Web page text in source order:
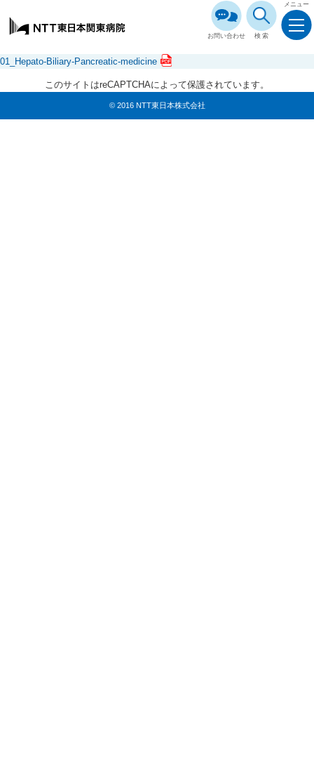
お問い合わせ 検索
メニュー
01_Hepato-Biliary-Pancreatic-medicine
このサイトはreCAPTCHAによって保護されています。
© 2016 NTT東日本株式会社